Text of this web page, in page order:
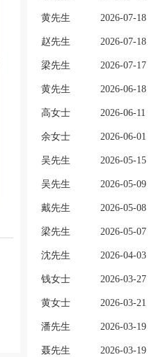
黄先生 2026-07-18
赵先生 2026-07-18
梁先生 2026-07-17
黄先生 2026-06-18
高女士 2026-06-11
余女士 2026-06-01
吴先生 2026-05-15
吴先生 2026-05-09
戴先生 2026-05-08
梁先生 2026-05-07
沈先生 2026-04-03
钱女士 2026-03-27
黄女士 2026-03-21
潘先生 2026-03-19
聂先生 2026-03-19